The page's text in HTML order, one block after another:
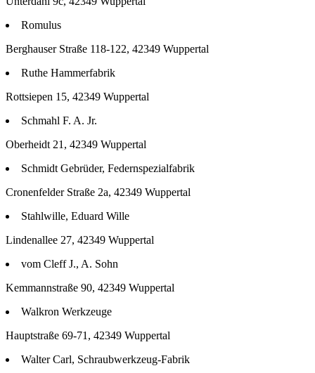
Romulus
Berghauser Straße 118-122, 42349 Wuppertal
Ruthe Hammerfabrik
Rottsiepen 15, 42349 Wuppertal
Schmahl F. A. Jr.
Oberheidt 21, 42349 Wuppertal
Schmidt Gebrüder, Federnspezialfabrik
Cronenfelder Straße 2a, 42349 Wuppertal
Stahlwille, Eduard Wille
Lindenallee 27, 42349 Wuppertal
vom Cleff J., A. Sohn
Kemmannstraße 90, 42349 Wuppertal
Walkron Werkzeuge
Hauptstraße 69-71, 42349 Wuppertal
Walter Carl, Schraubwerkzeug-Fabrik